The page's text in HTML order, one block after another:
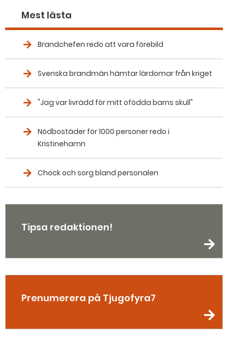
Mest lästa
Brandchefen redo att vara förebild
Svenska brandmän hämtar lärdomar från kriget
"Jag var livrädd för mitt ofödda barns skull"
Nödbostäder för 1000 personer redo i
Kristinehamn
Chock och sorg bland personalen
Tipsa redaktionen!
Prenumerera på Tjugofyra7